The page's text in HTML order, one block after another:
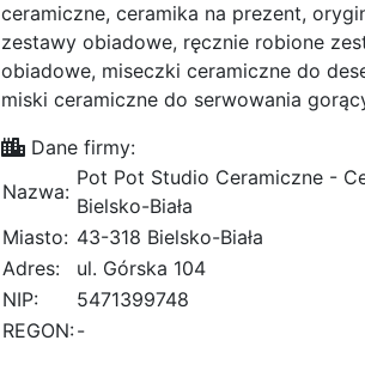
ceramiczne, ceramika na prezent,
zestawy obiadowe, ręcznie robione
obiadowe, miseczki ceramiczne do
miski ceramiczne do serwowania
Dane firmy:
Nazwa:
Pot Pot Studio Ceramiczne -
Bielsko-Biała
Miasto: 43-318 Bielsko-Biała
Adres:
ul. Górska 104
NIP:
5471399748
REGON:-